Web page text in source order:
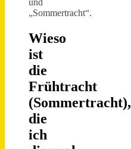
und
„Sommertracht“.
Wieso
ist
die
Frühtracht
(Sommertracht),
die
ich